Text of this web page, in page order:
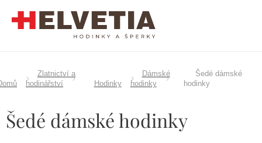
Zlatnictví a
hodinářství
Hodinky
Dámské
hodinky
Šedé dámské
hodinky
Šedé dámské hodinky